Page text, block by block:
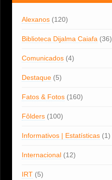
Alexanos(120)
Biblioteca Dijalma Caiafa(36)
Comunicados(4)
Destaque(5)
Fatos & Fotos(160)
Fôlders(100)
Informativos | Estatísticas(1)
Internacional(12)
IRT(5)